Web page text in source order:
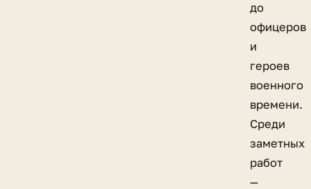
до
офицеров
и
героев
военного
времени.
Среди
заметных
работ
—